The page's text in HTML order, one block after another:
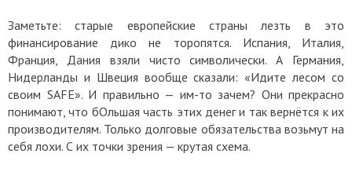
Заметьте: старые европейские страны лезть в это
финансирование дико не торопятся. Испания, Италия,
Франция, Дания взяли чисто символически. А Германия,
Нидерланды и Швеция вообще сказали: «Идите лесом со
своим SAFE». И правильно — им-то зачем? Они прекрасно
понимают, что бОльшая часть этих денег и так вернётся к их
производителям. Только долговые обязательства возьмут на
себя лохи. С их точки зрения — крутая схема.